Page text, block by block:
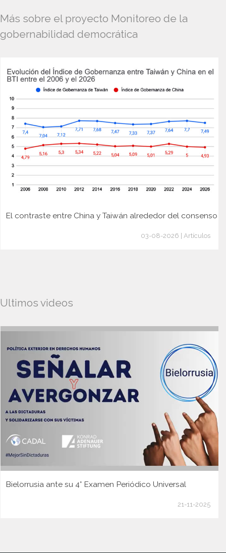
Más sobre el proyecto Monitoreo de la
gobernabilidad democrática
El contraste entre China y Taiwán alrededor del consenso
03-08-2026 | Artículos
Ultimos videos
Bielorrusia ante su 4° Examen Periódico Universal
21-11-2025